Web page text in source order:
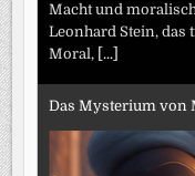
Macht und
Leonhard Stein,
Moral, [...]
Das Mysterium von